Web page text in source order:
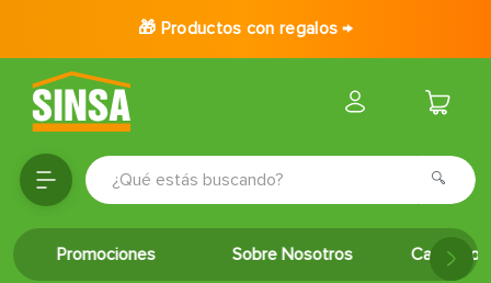
🎁 Productos con regalos →
¿Qué estás buscando?
Promociones Sobre Nosotros Catálogo
TÉRMINOS MÁS BUSCADOS
1.
porcelanato